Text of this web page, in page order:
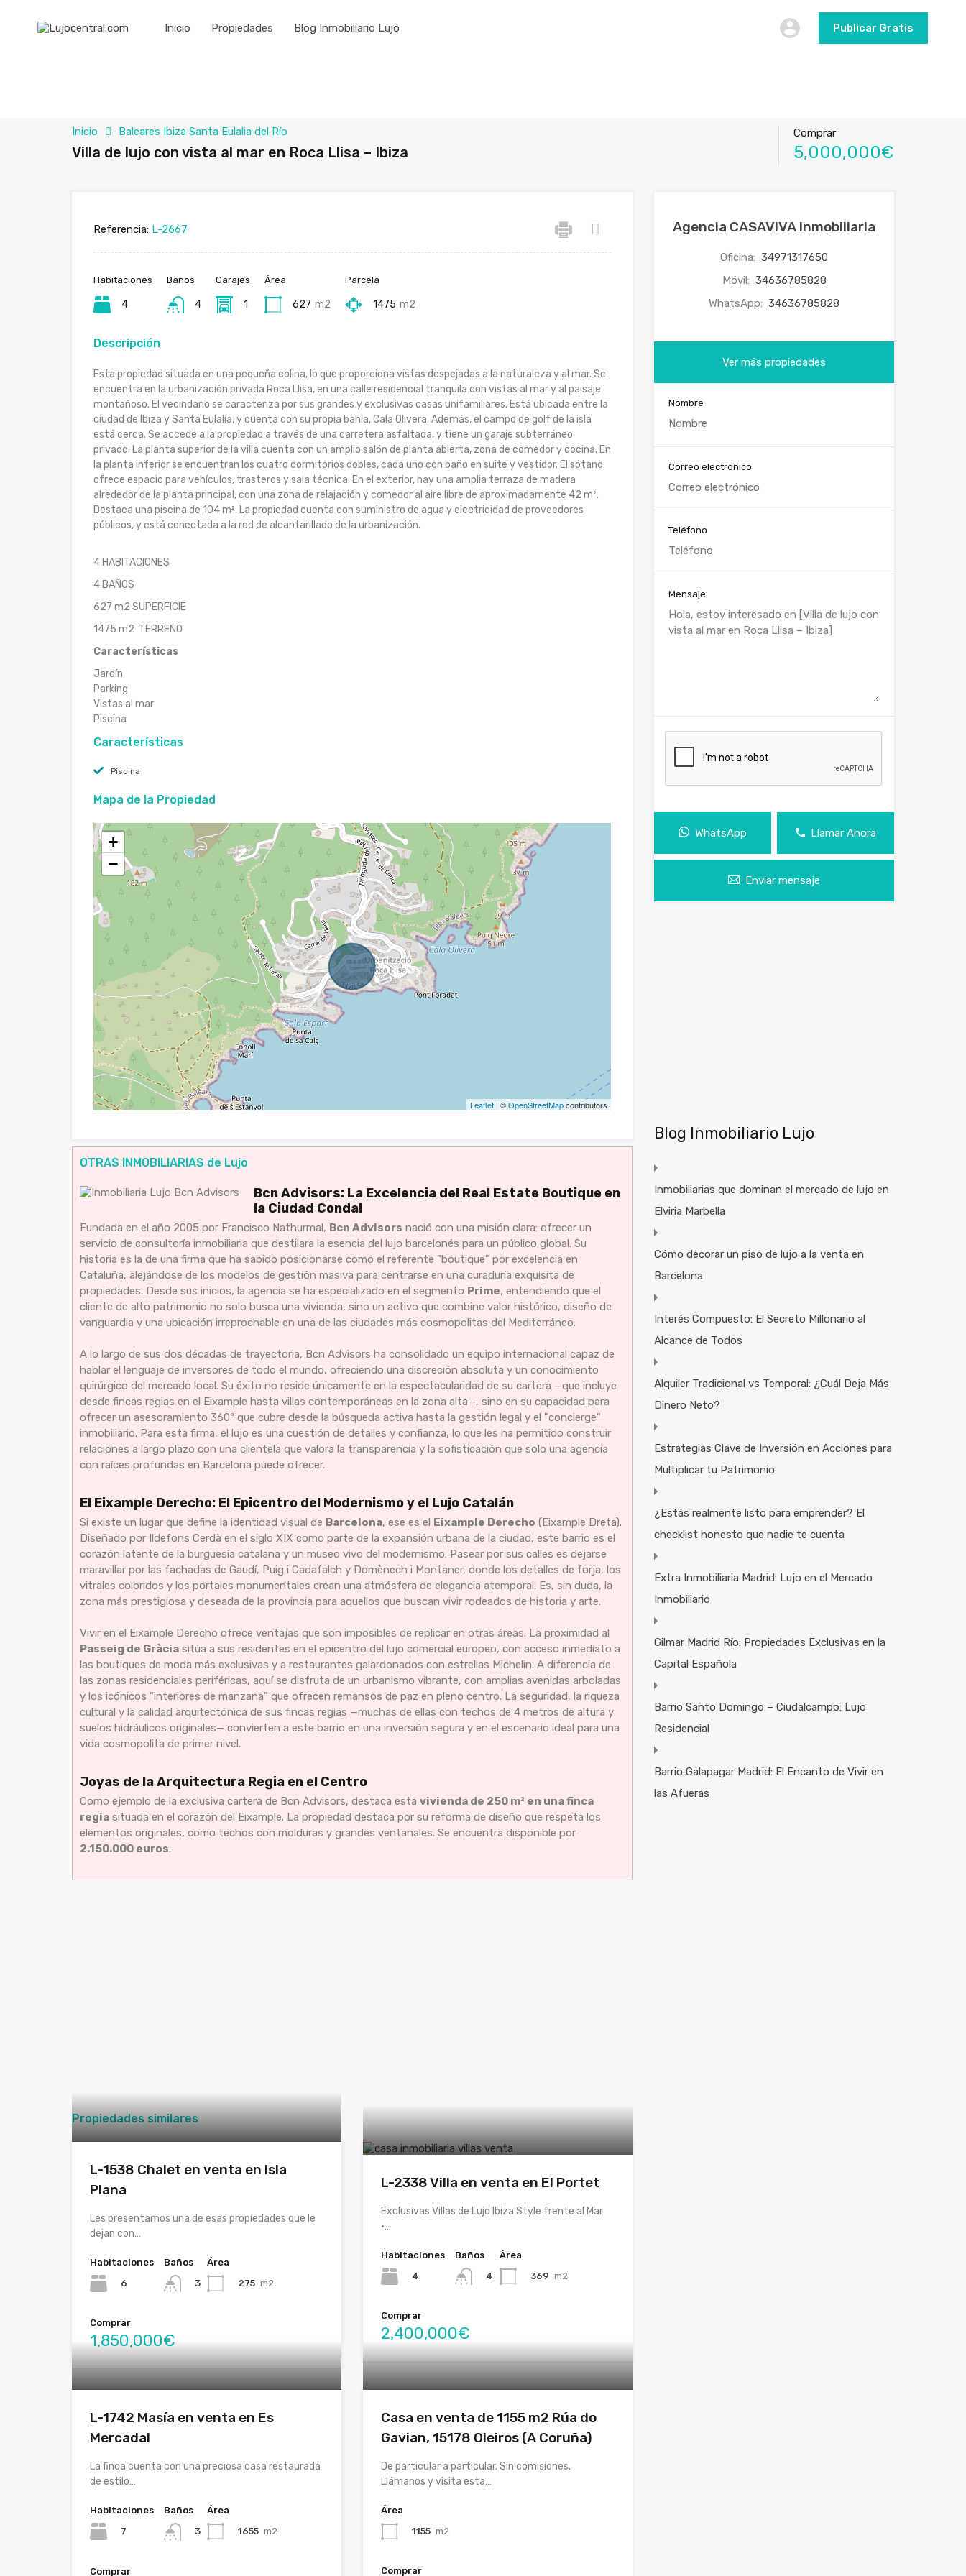
Inicio Propiedades Blog Inmobiliario Lujo Publicar Gratis
Inicio Baleares Ibiza Santa Eulalia del Río
Villa de lujo con vista al mar en Roca Llisa – Ibiza
Comprar
5,000,000€
Referencia: L-2667
Habitaciones
4
Baños
4
Garajes
1
Área
627 m2
Parcela
1475 m2
Descripción
Esta propiedad situada en una pequeña colina, lo que proporciona vistas despejadas a la naturaleza y al mar. Se
encuentra en la urbanización privada Roca Llisa, en una calle residencial tranquila con vistas al mar y al paisaje
montañoso. El vecindario se caracteriza por sus grandes y exclusivas casas unifamiliares. Está ubicada entre la
ciudad de Ibiza y Santa Eulalia, y cuenta con su propia bahía, Cala Olivera. Además, el campo de golf de la isla
está cerca. Se accede a la propiedad a través de una carretera asfaltada, y tiene un garaje subterráneo
privado. La planta superior de la villa cuenta con un amplio salón de planta abierta, zona de comedor y cocina. En
la planta inferior se encuentran los cuatro dormitorios dobles, cada uno con baño en suite y vestidor. El sótano
ofrece espacio para vehículos, trasteros y sala técnica. En el exterior, hay una amplia terraza de madera
alrededor de la planta principal, con una zona de relajación y comedor al aire libre de aproximadamente 42 m².
Destaca una piscina de 104 m². La propiedad cuenta con suministro de agua y electricidad de proveedores
públicos, y está conectada a la red de alcantarillado de la urbanización.
4 HABITACIONES
4 BAÑOS
627 m2 SUPERFICIE
1475 m2 TERRENO
Características
Jardín
Parking
Vistas al mar
Piscina
Características
Piscina
Mapa de la Propiedad
+
−
Leaflet | ©OpenStreetMapcontributors
OTRAS INMOBILIARIAS de Lujo
Bcn Advisors: La Excelencia del Real Estate Boutique en
la Ciudad Condal
Fundada en el año 2005 por Francisco Nathurmal, Bcn Advisors nació con una misión clara: ofrecer un
servicio de consultoría inmobiliaria que destilara la esencia del lujo barcelonés para un público global. Su
historia es la de una firma que ha sabido posicionarse como el referente "boutique" por excelencia en
Cataluña, alejándose de los modelos de gestión masiva para centrarse en una curaduría exquisita de
propiedades. Desde sus inicios, la agencia se ha especializado en el segmento Prime, entendiendo que el
cliente de alto patrimonio no solo busca una vivienda, sino un activo que combine valor histórico, diseño de
vanguardia y una ubicación irreprochable en una de las ciudades más cosmopolitas del Mediterráneo.
A lo largo de sus dos décadas de trayectoria, Bcn Advisors ha consolidado un equipo internacional capaz de
hablar el lenguaje de inversores de todo el mundo, ofreciendo una discreción absoluta y un conocimiento
quirúrgico del mercado local. Su éxito no reside únicamente en la espectacularidad de su cartera —que incluye
desde fincas regias en el Eixample hasta villas contemporáneas en la zona alta—, sino en su capacidad para
ofrecer un asesoramiento 360º que cubre desde la búsqueda activa hasta la gestión legal y el "concierge"
inmobiliario. Para esta firma, el lujo es una cuestión de detalles y confianza, lo que les ha permitido construir
relaciones a largo plazo con una clientela que valora la transparencia y la sofisticación que solo una agencia
con raíces profundas en Barcelona puede ofrecer.
El Eixample Derecho: El Epicentro del Modernismo y el Lujo Catalán
Si existe un lugar que define la identidad visual de Barcelona, ese es el Eixample Derecho (Eixample Dreta).
Diseñado por Ildefons Cerdà en el siglo XIX como parte de la expansión urbana de la ciudad, este barrio es el
corazón latente de la burguesía catalana y un museo vivo del modernismo. Pasear por sus calles es dejarse
maravillar por las fachadas de Gaudí, Puig i Cadafalch y Domènech i Montaner, donde los detalles de forja, los
vitrales coloridos y los portales monumentales crean una atmósfera de elegancia atemporal. Es, sin duda, la
zona más prestigiosa y deseada de la provincia para aquellos que buscan vivir rodeados de historia y arte.
Vivir en el Eixample Derecho ofrece ventajas que son imposibles de replicar en otras áreas. La proximidad al
Passeig de Gràcia sitúa a sus residentes en el epicentro del lujo comercial europeo, con acceso inmediato a
las boutiques de moda más exclusivas y a restaurantes galardonados con estrellas Michelin. A diferencia de
las zonas residenciales periféricas, aquí se disfruta de un urbanismo vibrante, con amplias avenidas arboladas
y los icónicos "interiores de manzana" que ofrecen remansos de paz en pleno centro. La seguridad, la riqueza
cultural y la calidad arquitectónica de sus fincas regias —muchas de ellas con techos de 4 metros de altura y
suelos hidráulicos originales— convierten a este barrio en una inversión segura y en el escenario ideal para una
vida cosmopolita de primer nivel.
Joyas de la Arquitectura Regia en el Centro
Como ejemplo de la exclusiva cartera de Bcn Advisors, destaca esta vivienda de 250 m² en una finca
regia situada en el corazón del Eixample. La propiedad destaca por su reforma de diseño que respeta los
elementos originales, como techos con molduras y grandes ventanales. Se encuentra disponible por
2.150.000 euros.
Propiedades similares
L-1538 Chalet en venta en Isla
Plana
Les presentamos una de esas propiedades que le
dejan con…
Habitaciones
6
Baños
3
Área
275 m2
Comprar
1,850,000€
L-2338 Villa en venta en El Portet
Exclusivas Villas de Lujo Ibiza Style frente al Mar
·…
Habitaciones
4
Baños
4
Área
369 m2
Comprar
2,400,000€
L-1742 Masía en venta en Es
Mercadal
La finca cuenta con una preciosa casa restaurada
de estilo…
Habitaciones
7
Baños
3
Área
1655 m2
Comprar
Casa en venta de 1155 m2 Rúa do
Gavian, 15178 Oleiros (A Coruña)
De particular a particular. Sin comisiones.
Llámanos y visita esta…
Área
1155 m2
Comprar
Agencia CASAVIVA Inmobiliaria
Oficina: 34971317650
Móvil: 34636785828
WhatsApp: 34636785828
Ver más propiedades
Nombre
Correo electrónico
Teléfono
Mensaje
WhatsApp Llamar Ahora
Enviar mensaje
Blog Inmobiliario Lujo
Inmobiliarias que dominan el mercado de lujo en
Elviria Marbella
Cómo decorar un piso de lujo a la venta en
Barcelona
Interés Compuesto: El Secreto Millonario al
Alcance de Todos
Alquiler Tradicional vs Temporal: ¿Cuál Deja Más
Dinero Neto?
Estrategias Clave de Inversión en Acciones para
Multiplicar tu Patrimonio
¿Estás realmente listo para emprender? El
checklist honesto que nadie te cuenta
Extra Inmobiliaria Madrid: Lujo en el Mercado
Inmobiliario
Gilmar Madrid Río: Propiedades Exclusivas en la
Capital Española
Barrio Santo Domingo – Ciudalcampo: Lujo
Residencial
Barrio Galapagar Madrid: El Encanto de Vivir en
las Afueras